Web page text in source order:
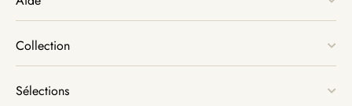
Collection
Sélections